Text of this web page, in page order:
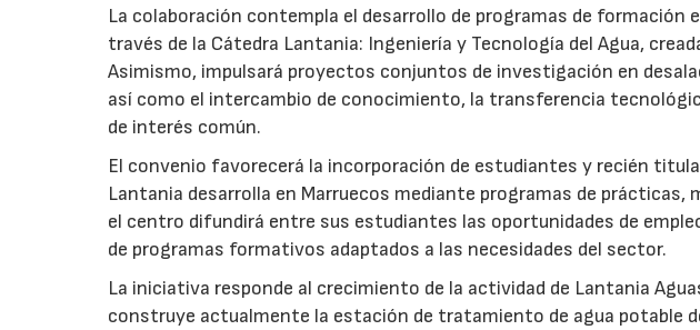
La colaboración contempla el desarrollo de programas de formación
través de la Cátedra Lantania: Ingeniería y Tecnología del Agua,
Asimismo, impulsará proyectos conjuntos de investigación en
así como el intercambio de conocimiento, la transferencia
de interés común.
El convenio favorecerá la incorporación de estudiantes y recién
Lantania desarrolla en Marruecos mediante programas de prácticas,
el centro difundirá entre sus estudiantes las oportunidades de
de programas formativos adaptados a las necesidades del sector.
La iniciativa responde al crecimiento de la actividad de Lantania
construye actualmente la estación de tratamiento de agua potable